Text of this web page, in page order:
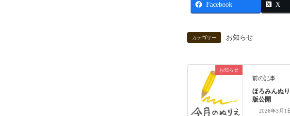
Facebook X
カテゴリー お知らせ
お知らせ
前の記事
ほろみんぬ
版公開
2026年3月1